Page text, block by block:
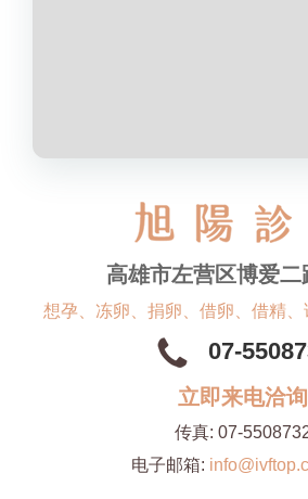
高雄市左营区博爱二
想孕、冻卵、捐卵、借卵、借精
07-
立即来电洽询
传真: 07-
电子邮箱: